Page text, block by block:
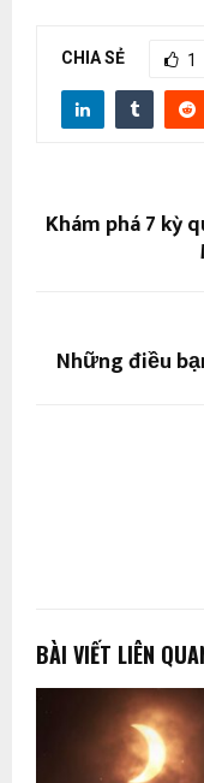
CHIA SẺ 1
Khám phá 7 kỳ
Những điều
BÀI VIẾT LIÊN